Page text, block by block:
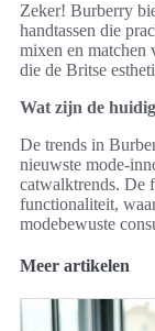
Zeker! Burberry
handtassen die
mixen en matchen
die de Britse
Wat zijn de
De trends in
nieuwste mode-
catwalktrends. De
functionaliteit,
modebewuste
Meer artikelen